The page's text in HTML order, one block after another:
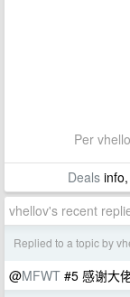
Per
Dealsinfo,
vhellov's recent
Replied to a topic by
@MFWT #5 感谢大